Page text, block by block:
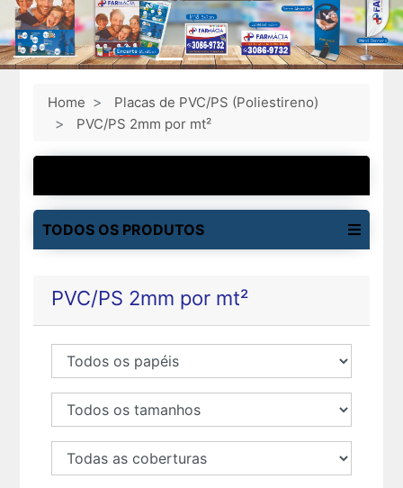
Home
Placas de PVC/PS (Poliestireno)
PVC/PS 2mm por mt²
TODOS OS PRODUTOS
PVC/PS 2mm por mt²